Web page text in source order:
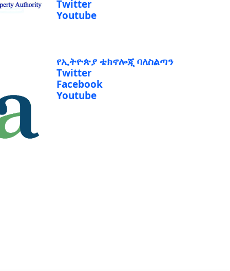
Twitter
Youtube
የኢትዮጵያ ቴክኖሎጂ ባለስልጣን
Twitter
Facebook
Youtube